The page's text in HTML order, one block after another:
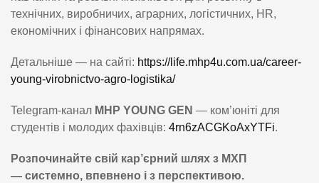
технічних, виробничих, аграрних, логістичних, HR,
економічних і фінансових напрямах.
Детальніше — на сайті: https://life.mhp4u.com.ua/career-
young-virobnictvo-agro-logistika/
Telegram-канал MHP YOUNG GEN — ком’юніті для
студентів і молодих фахівців: 4rn6zACGKoAxYTFi.
Розпочинайте свій кар’єрний шлях з МХП
— системно, впевнено і з перспективою.